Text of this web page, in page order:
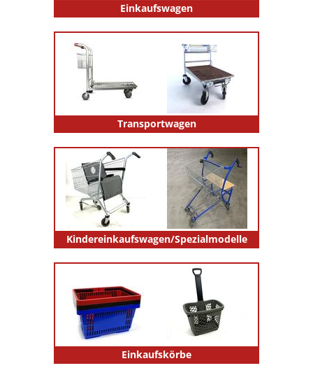
Einkaufswagen
Transportwagen
Kindereinkaufswagen/Spezialmodelle
Einkaufskörbe